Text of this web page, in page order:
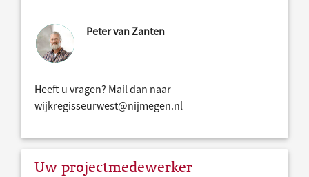
Peter van Zanten
Heeft u vragen? Mail dan naar
wijkregisseurwest@nijmegen.nl
Uw projectmedewerker